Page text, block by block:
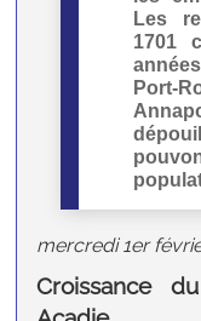
Les
1701
Port-
mercredi 1er
Croissance